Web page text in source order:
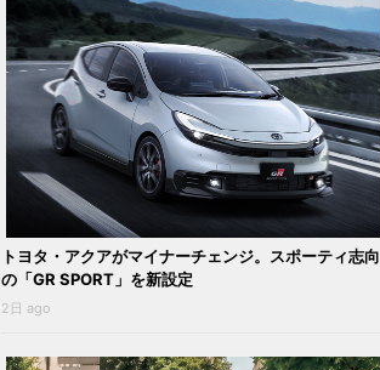
トヨタ・アクアがマイナーチェンジ。スポーティ志向
の「GR SPORT」を新設定
2日 ago